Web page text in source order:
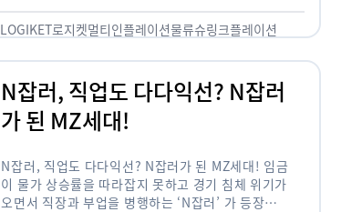
링크플레이션, 그리드플레이션 등등. …
LOGIKET로지켓멀티인플레이션물류슈링크플레이션
N잡러, 직업도 다다익선? N잡러
가 된 MZ세대!
N잡러, 직업도 다다익선? N잡러가 된 MZ세대! 임금
이 물가 상승률을 따라잡지 못하고 경기 침체 위기가
오면서 직장과 부업을 병행하는 ‘N잡러’ 가 등장했습